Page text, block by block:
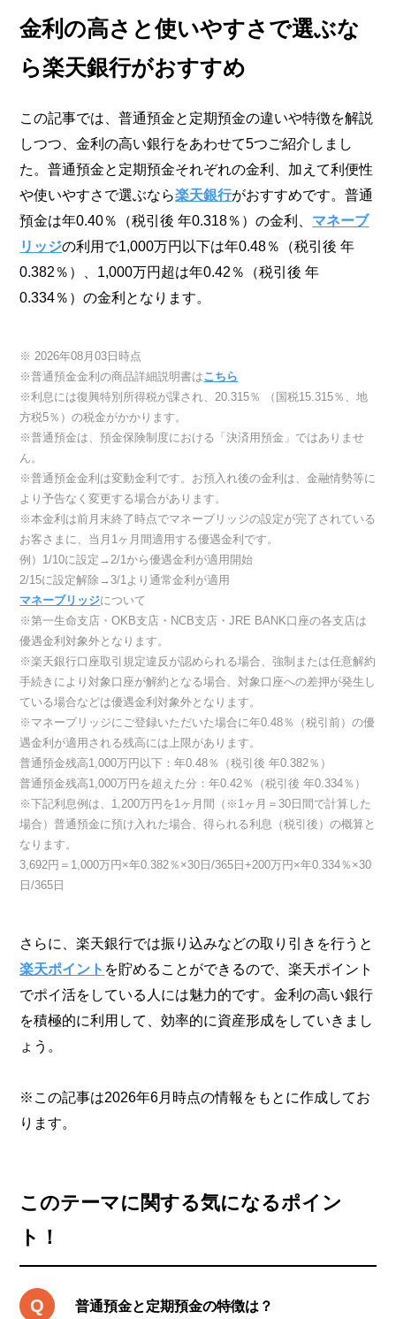
金利の高さと使いやすさで選ぶな
ら楽天銀行がおすすめ
この記事では、普通預金と定期預金の違いや特徴を解説
しつつ、金利の高い銀行をあわせて5つご紹介しまし
た。普通預金と定期預金それぞれの金利、加えて利便性
や使いやすさで選ぶなら楽天銀行がおすすめです。普通
預金は年0.40％（税引後 年0.318％）の金利、 マネーブ
リッジの利用で1,000万円以下は年0.48％（税引後 年
0.382％）、1,000万円超は年0.42％（税引後 年
0.334％）の金利となります。
※ 2026年08月03日時点
※普通預金金利の商品詳細説明書はこちら
※利息には復興特別所得税が課され、20.315％ （国税15.315％、地
方税5％）の税金がかかります。
※普通預金は、預金保険制度における「決済用預金」ではありませ
ん。
※普通預金金利は変動金利です。お預入れ後の金利は、金融情勢等に
より予告なく変更する場合があります。
※本金利は前月末終了時点でマネーブリッジの設定が完了されている
お客さまに、当月1ヶ月間適用する優遇金利です。
例）1/10に設定→2/1から優遇金利が適用開始
2/15に設定解除→3/1より通常金利が適用
マネーブリッジについて
※第一生命支店・OKB支店・NCB支店・JRE BANK口座の各支店は
優遇金利対象外となります。
※楽天銀行口座取引規定違反が認められる場合、強制または任意解約
手続きにより対象口座が解約となる場合、対象口座への差押が発生し
ている場合などは優遇金利対象外となります。
※マネーブリッジにご登録いただいた場合に年0.48％（税引前）の優
遇金利が適用される残高には上限があります。
普通預金残高1,000万円以下：年0.48％（税引後 年0.382％）
普通預金残高1,000万円を超えた分：年0.42％（税引後 年0.334％）
※下記利息例は、1,200万円を1ヶ月間（※1ヶ月＝30日間で計算した
場合）普通預金に預け入れた場合、得られる利息（税引後）の概算と
なります。
3,692円＝1,000万円×年0.382％×30日/365日+200万円×年0.334％×30
日/365日
さらに、楽天銀行では振り込みなどの取り引きを行うと
楽天ポイント を貯めることができるので、楽天ポイント
でポイ活をしている人には魅力的です。金利の高い銀行
を積極的に利用して、効率的に資産形成をしていきまし
ょう。
※この記事は2026年6月時点の情報をもとに作成してお
ります。
このテーマに関する気になるポイン
ト！
普通預金と定期預金の特徴は？